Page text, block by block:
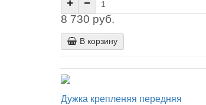
8 730 руб.
В корзину
Дужка крепленяя передняя